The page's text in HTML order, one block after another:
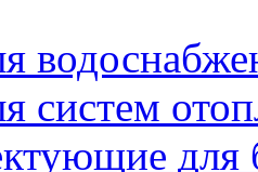
систем
для